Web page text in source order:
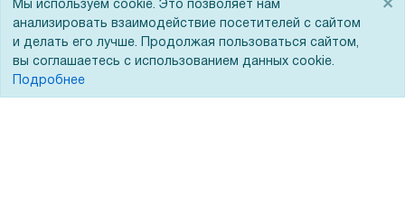
Для дилеров
Лизинг
Кредитование
Контакты
Мы используем cookie. Это позволяет нам
анализировать взаимодействие посетителей с сайтом
и делать его лучше. Продолжая пользоваться сайтом,
вы соглашаетесь с использованием данных cookie.
Подробнее
×